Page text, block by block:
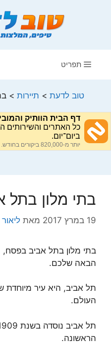
תפריט
טוב לדעת > תיירות >
בתי מלון בתל
19 במרץ 2017 מאת ליאור
בתי מלון בתל אביב בפסח,
הבאה שלכם.
תל אביב, היא עיר מיוחדת
העולם.
הראשונה.